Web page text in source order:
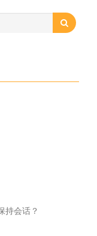
持会话？